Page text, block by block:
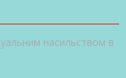
насильством в